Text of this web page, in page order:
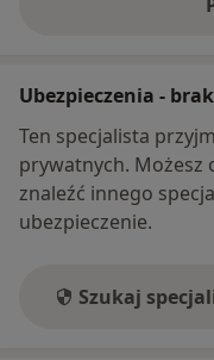
Ubezpieczenia -
Ten specjalista
prywatnych. Możesz
znaleźć innego
ubezpieczenie.
Szukaj